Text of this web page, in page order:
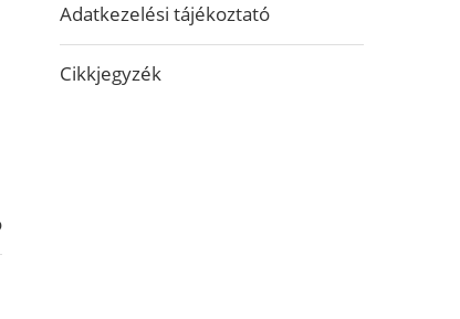
Adatkezelési tájékoztató
Cikkjegyzék